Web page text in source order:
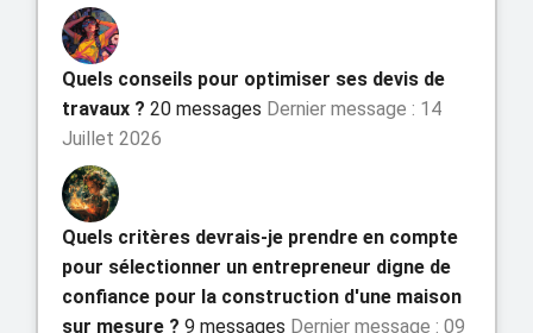
Quels conseils pour optimiser ses devis de
travaux ? 20 messages Dernier message : 14
Juillet 2026
Quels critères devrais-je prendre en compte
pour sélectionner un entrepreneur digne de
confiance pour la construction d'une maison
sur mesure ? 9 messages Dernier message : 09